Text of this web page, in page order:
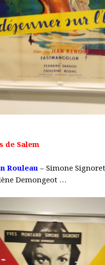
de Salem
Rouleau – Simone
Demongeot …